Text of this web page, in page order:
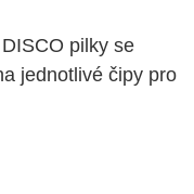
pilky se
jednotlivé čipy pro